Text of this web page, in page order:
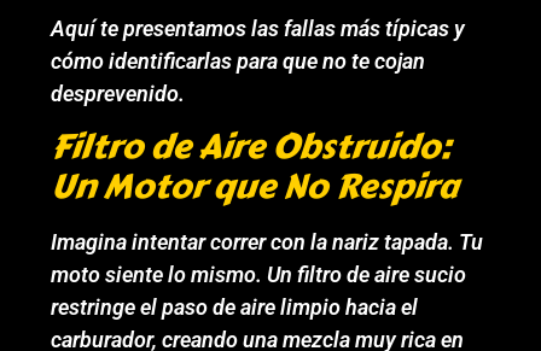
Aquí te presentamos las fallas más típicas y
cómo identificarlas para que no te cojan
desprevenido.
Filtro de Aire Obstruido:
Un Motor que No Respira
Imagina intentar correr con la nariz tapada. Tu
moto siente lo mismo. Un filtro de aire sucio
restringe el paso de aire limpio hacia el
carburador, creando una mezcla muy rica en